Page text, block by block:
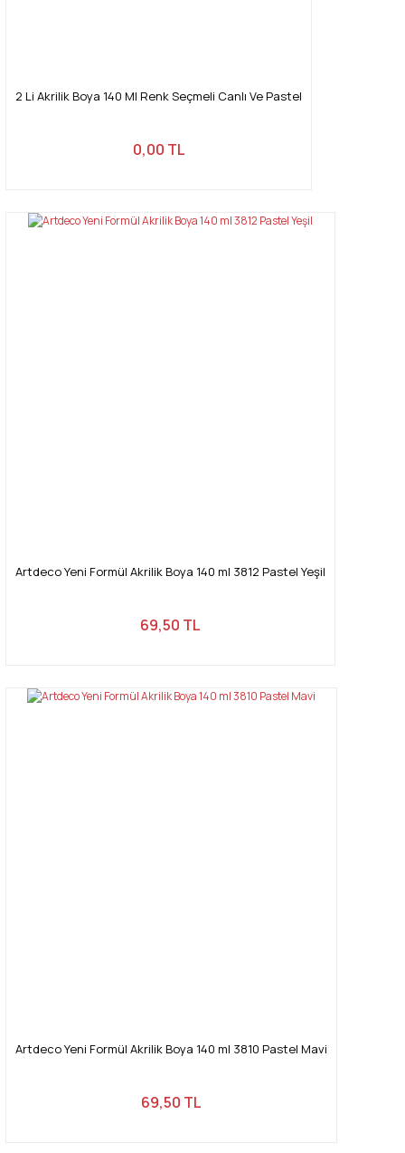
2 Li Akrilik Boya 140 Ml Renk Seçmeli Canlı Ve Pastel
0,00 TL
Artdeco Yeni Formül Akrilik Boya 140 ml 3812 Pastel Yeşil
69,50 TL
Artdeco Yeni Formül Akrilik Boya 140 ml 3810 Pastel Mavi
69,50 TL